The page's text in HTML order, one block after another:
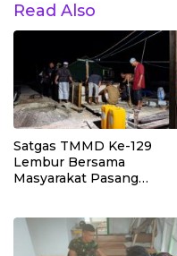
Read Also
Satgas TMMD Ke-129
Lembur Bersama
Masyarakat Pasang